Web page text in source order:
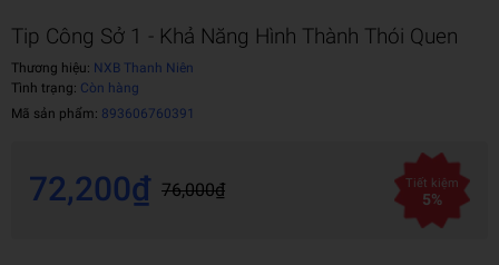
Tip Công Sở 1 - Khả Năng Hình Thành Thói Quen
Thương hiệu: NXB Thanh Niên
Tình trạng: Còn hàng
Mã sản phẩm: 893606760391
72,200₫ 76,000₫ Tiết kiệm
5%